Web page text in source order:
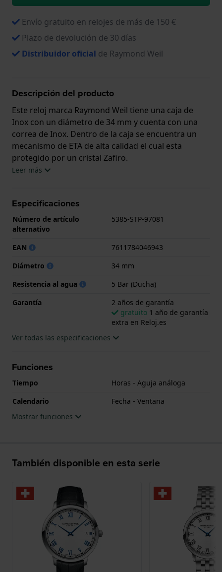
Envío gratuito en relojes de más de 150 €
Plazo de devolución de 30 días
Distribuidor oficial de Raymond Weil
Descripción del producto
Este reloj marca Raymond Weil tiene una caja de
Inox con un diámetro de 34 mm y cuenta con una
correa de Inox. Dentro de la caja se encuentra un
mecanismo de ETA de alta calidad el cual esta
protegido por un cristal Zafiro.
reloj viene con 2 años de garantía.
.
Leer más
Especificaciones
Número de artículo
alternativo
5385-STP-97081
EAN
7611784046943
Diámetro
34 mm
Resistencia al agua
5 Bar (Ducha)
Garantía
2 años de garantía
gratuito 1 año de garantía
extra en Reloj.es
Ver todas las especificaciones
Funciones
Tiempo
Horas - Aguja análoga
Calendario
Fecha - Ventana
Mostrar funciones
También disponible en esta serie